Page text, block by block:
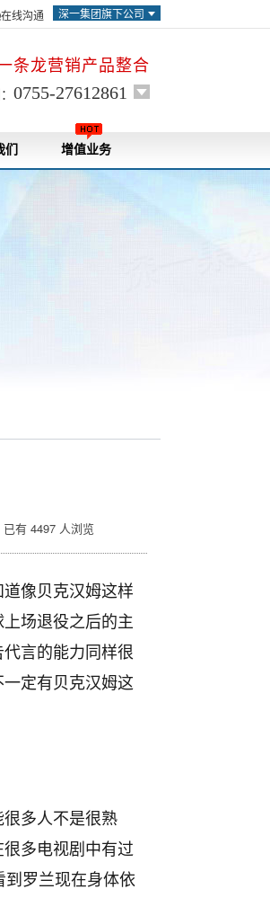
深一集团旗下公司
线沟通
条龙营销产品整合
0755-27612861
增值业务
有 4497 人浏览
像贝克汉姆这样
场退役之后的主
言的能力同样很
定有贝克汉姆这
多人不是很熟
多电视剧中有过
罗兰现在身体依